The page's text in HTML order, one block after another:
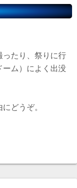
ったり、祭りに行
ーム）によく出没
どうぞ。